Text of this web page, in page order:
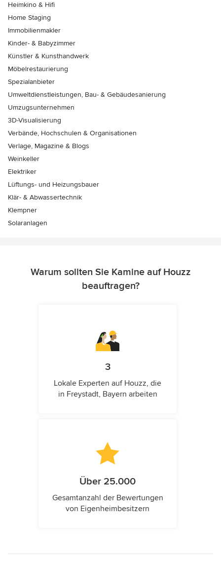
Heimkino & Hifi
Home Staging
Immobilienmakler
Kinder- & Babyzimmer
Künstler & Kunsthandwerk
Möbelrestaurierung
Spezialanbieter
Umweltdienstleistungen, Bau- & Gebäudesanierung
Umzugsunternehmen
3D-Visualisierung
Verbände, Hochschulen & Organisationen
Verlage, Magazine & Blogs
Weinkeller
Elektriker
Lüftungs- und Heizungsbauer
Klär- & Abwassertechnik
Klempner
Solaranlagen
Warum sollten Sie Kamine auf Houzz
beauftragen?
3
Lokale Experten auf Houzz, die
in Freystadt, Bayern arbeiten
Über 25.000
Gesamtanzahl der Bewertungen
von Eigenheimbesitzern